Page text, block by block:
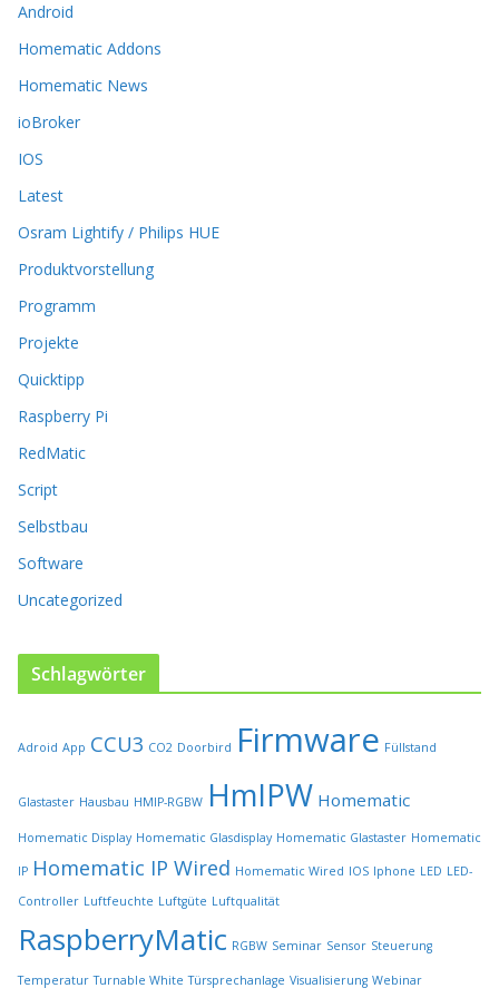
e
p
t
o
n
n
k
n
e
n
u
f
e
r
r
d
u
e
t
e
w
h
l
t
w
e
Android
Homematic Addons
Homematic News
ioBroker
IOS
Latest
Osram Lightify / Philips HUE
Produktvorstellung
Programm
Projekte
Quicktipp
Raspberry Pi
RedMatic
Script
Selbstbau
Software
Uncategorized
Schlagwörter
Adroid App CCU3 CO2 Doorbird Firmware Füllstand
Glastaster Hausbau HMIP-RGBW HmIPW Homematic
Homematic Display Homematic Glasdisplay Homematic Glastaster Homematic
IP Homematic IP Wired Homematic Wired IOS Iphone LED LED-
Controller Luftfeuchte Luftgüte Luftqualität
RaspberryMatic RGBW Seminar Sensor Steuerung
Temperatur Turnable White Türsprechanlage Visualisierung Webinar